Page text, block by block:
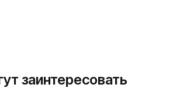
заинтересовать